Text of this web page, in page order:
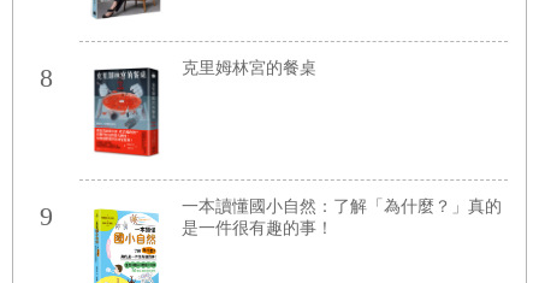
8 克里姆林宮的餐桌
9
一本讀懂國小自然：了解「為什麼？」真的
是一件很有趣的事！